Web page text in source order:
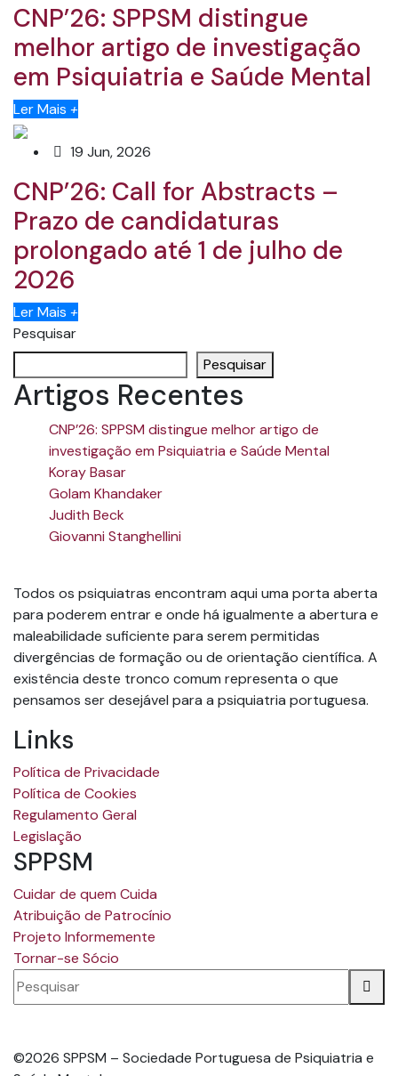
CNP’26: SPPSM distingue
melhor artigo de investigação
em Psiquiatria e Saúde Mental
Ler Mais +
19 Jun, 2026
CNP’26: Call for Abstracts –
Prazo de candidaturas
prolongado até 1 de julho de
2026
Ler Mais +
Pesquisar
Pesquisar
Artigos Recentes
CNP’26: SPPSM distingue melhor artigo de
investigação em Psiquiatria e Saúde Mental
Koray Basar
Golam Khandaker
Judith Beck
Giovanni Stanghellini
Todos os psiquiatras encontram aqui uma porta aberta
para poderem entrar e onde há igualmente a abertura e
maleabilidade suficiente para serem permitidas
divergências de formação ou de orientação científica. A
existência deste tronco comum representa o que
pensamos ser desejável para a psiquiatria portuguesa.
Links
Política de Privacidade
Política de Cookies
Regulamento Geral
Legislação
SPPSM
Cuidar de quem Cuida
Atribuição de Patrocínio
Projeto Informemente
Tornar-se Sócio
©2026 SPPSM – Sociedade Portuguesa de Psiquiatria e